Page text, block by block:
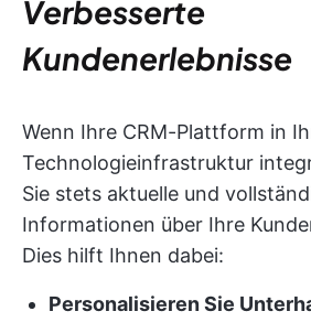
Verbesserte
Kundenerlebnisse
Wenn Ihre CRM-Plattform in
Technologieinfrastruktur
Sie stets aktuelle und
Informationen über Ihre
Dies hilft Ihnen dabei:
Personalisieren Sie